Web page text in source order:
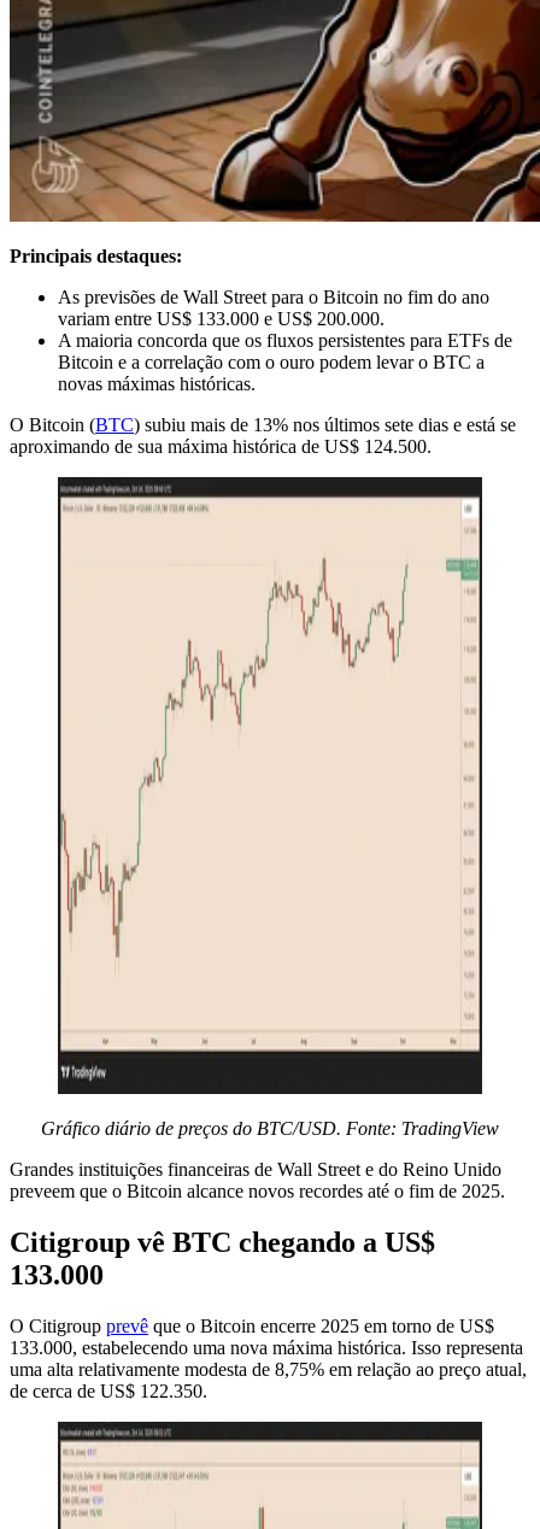
Principais destaques:
As previsões de Wall Street para o Bitcoin no fim do ano
variam entre US$ 133.000 e US$ 200.000.
A maioria concorda que os fluxos persistentes para ETFs de
Bitcoin e a correlação com o ouro podem levar o BTC a
novas máximas históricas.
O Bitcoin (BTC) subiu mais de 13% nos últimos sete dias e está se
aproximando de sua máxima histórica de US$ 124.500.
Gráfico diário de preços do BTC/USD. Fonte: TradingView
Grandes instituições financeiras de Wall Street e do Reino Unido
preveem que o Bitcoin alcance novos recordes até o fim de 2025.
Citigroup vê BTC chegando a US$
133.000
O Citigroup prevê que o Bitcoin encerre 2025 em torno de US$
133.000, estabelecendo uma nova máxima histórica. Isso representa
uma alta relativamente modesta de 8,75% em relação ao preço atual,
de cerca de US$ 122.350.